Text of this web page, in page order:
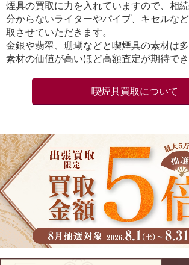
煙具の買取に力を入れていますので、相
分からないライターやパイプ、キセルな
取させていただきます。
金銀や翡翠、珊瑚などと喫煙具の素材は多
素材の価値が高いほど高額査定が期待でき
喫煙具買取について